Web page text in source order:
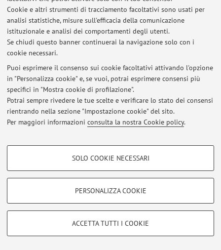
Cookie e altri strumenti di tracciamento facoltativi sono usati per
analisi statistiche, misure sull'efficacia della comunicazione
istituzionale e analisi dei comportamenti degli utenti.
Se chiudi questo banner continuerai la navigazione solo con i
cookie necessari.
Puoi esprimere il consenso sui cookie facoltativi attivando l'opzione
in "Personalizza cookie" e, se vuoi, potrai esprimere consensi più
specifici in "Mostra cookie di profilazione".
Potrai sempre rivedere le tue scelte e verificare lo stato dei consensi
rientrando nella sezione "Impostazione cookie" del sito.
Per maggiori informazioni consulta la nostra Cookie policy.
COOKIE DI PROFILAZIONE - FACOLTATIVI
COOKIE TECNICI - NECESSARI
Si tratta di cookie tecnici utilizzati, a titolo esemplificativo, per il corretto
SOLO COOKIE NECESSARI
PERSONALIZZA COOKIE
ACCETTA TUTTI I COOKIE
Dipartimento di Fisica e Astronomia "Augusto Righi"
Viale Berti Pichat 6/2, Bologna -Vai alla mappa
Ultimi avvisi
Al momento non sono presenti avvisi.
Accedi tramiteloginper gestire tutti i contenuti del sito.
© 2026 - ALMA MATER STUDIORUM - Università di Bologna - Via
Zamboni, 33 - 40126 Bologna - Partita IVA: 01131710376